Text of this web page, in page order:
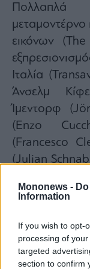
Mononews -
Information
If you wish to opt-
processing of
targeted
section to confirm
Πολλαπλά
εικόνων
Ιταλία
Άνσελμ
Ίμεντορφ
(Enzo
(Francesco
(Julian
γκραφίτι
Κιθ Χάρινγκ.
Πάνω